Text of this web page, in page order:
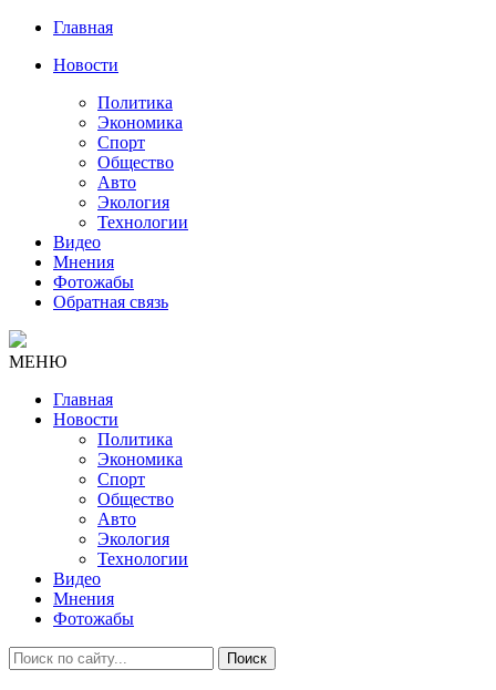
Главная
Новости
Политика
Экономика
Спорт
Общество
Авто
Экология
Технологии
Видео
Мнения
Фотожабы
Обратная связь
МЕНЮ
Главная
Новости
Политика
Экономика
Спорт
Общество
Авто
Экология
Технологии
Видео
Мнения
Фотожабы
Поиск